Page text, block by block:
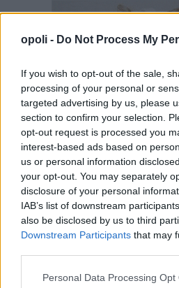
opoli - Do Not Process My
If you wish to opt-out of the sale,
processing of your personal or
targeted advertising by us, please
section to confirm your selection.
opt-out request is processed you
interest-based ads based on
us or personal information
your opt-out. You may separately
disclosure of your personal
IAB’s list of downstream
also be disclosed by us to third
Downstream Participants that may
Personal Data Processing Opt